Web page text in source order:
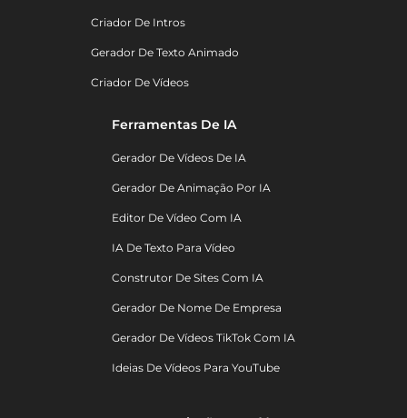
Criador De Intros
Gerador De Texto Animado
Criador De Vídeos
Ferramentas De IA
Gerador De Vídeos De IA
Gerador De Animação Por IA
Editor De Vídeo Com IA
IA De Texto Para Vídeo
Construtor De Sites Com IA
Gerador De Nome De Empresa
Gerador De Vídeos TikTok Com IA
Ideias De Vídeos Para YouTube